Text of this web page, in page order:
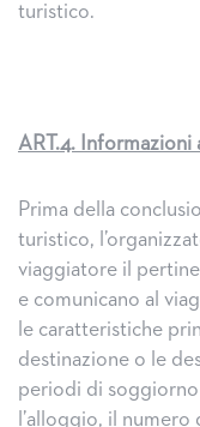
turistico.
ART.4. Informazioni
Prima della
turistico,
viaggiatore il
e comunicano al
le caratteristiche
destinazione o le
periodi di soggiorno
l’alloggio, il